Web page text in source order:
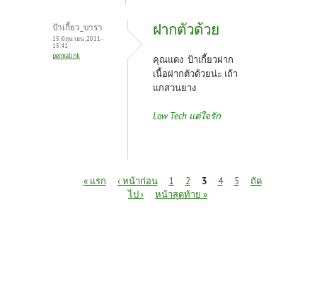
ป้าเกี้ยว_บารา
15 มิถุนายน, 2011 -
15:41
permalink
ฝากตัวด้วย
คุณแดง ป้าเกี้ยวฝาก
เนื้อฝากตัวด้วยน่ะ เถ้า
แกสวนยาง
Low Tech แต่ใจรัก
« แรก ‹ หน้าก่อน 1 2 3 4 5
ถัด
ไป ›
หน้าสุดท้าย »